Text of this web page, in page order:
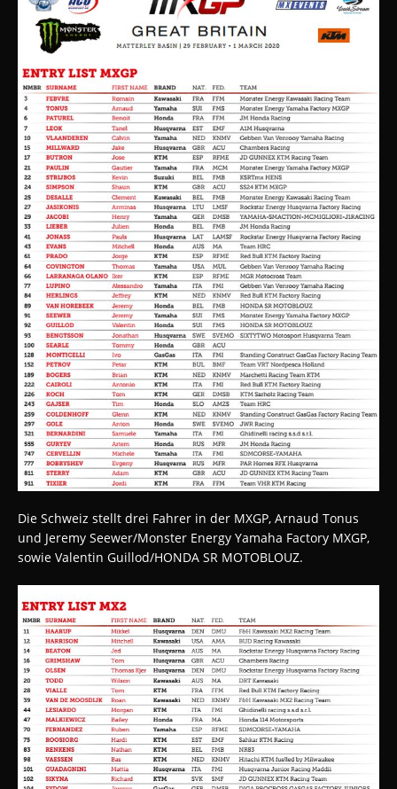
Die Schweiz stellt drei Fahrer in der MXGP, Arnaud Tonus
und Jeremy Seewer/Monster Energy Yamaha Factory MXGP,
sowie Valentin Guillod/HONDA SR MOTOBLOUZ.